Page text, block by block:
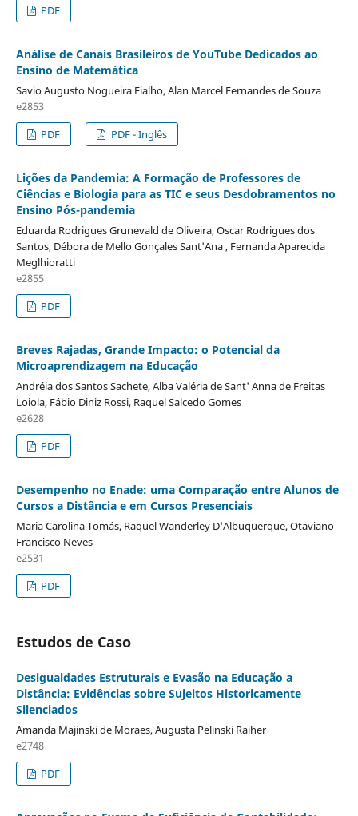
PDF
Análise de Canais Brasileiros de YouTube Dedicados ao
Ensino de Matemática
Savio Augusto Nogueira Fialho, Alan Marcel Fernandes de Souza
e2853
PDF
PDF - Inglês
Lições da Pandemia: A Formação de Professores de
Ciências e Biologia para as TIC e seus Desdobramentos no
Ensino Pós-pandemia
Eduarda Rodrigues Grunevald de Oliveira, Oscar Rodrigues dos
Santos, Débora de Mello Gonçales Sant'Ana , Fernanda Aparecida
Meglhioratti
e2855
PDF
Breves Rajadas, Grande Impacto: o Potencial da
Microaprendizagem na Educação
Andréia dos Santos Sachete, Alba Valéria de Sant' Anna de Freitas
Loiola, Fábio Diniz Rossi, Raquel Salcedo Gomes
e2628
PDF
Desempenho no Enade: uma Comparação entre Alunos de
Cursos a Distância e em Cursos Presenciais
Maria Carolina Tomás, Raquel Wanderley D'Albuquerque, Otaviano
Francisco Neves
e2531
PDF
Estudos de Caso
Desigualdades Estruturais e Evasão na Educação a
Distância: Evidências sobre Sujeitos Historicamente
Silenciados
Amanda Majinski de Moraes, Augusta Pelinski Raiher
e2748
PDF